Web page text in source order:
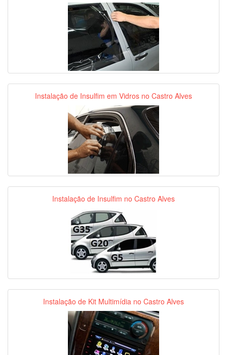
Instalação de Insulfim em Vidros no Castro Alves
Instalação de Insulfim no Castro Alves
Instalação de Kit Multimídia no Castro Alves